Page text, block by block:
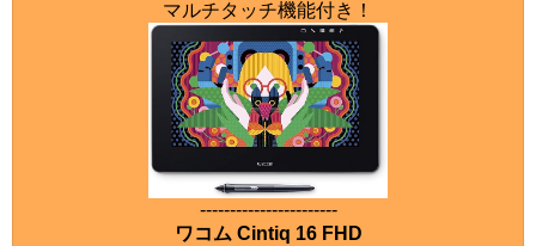
マルチタッチ機能付き！
-----------------------
ワコム Cintiq 16 FHD